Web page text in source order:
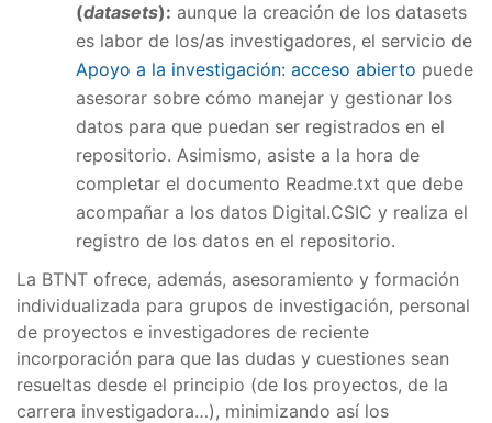
(datasets): aunque la creación de los datasets
es labor de los/as investigadores, el servicio de
Apoyo a la investigación: acceso abierto puede
asesorar sobre cómo manejar y gestionar los
datos para que puedan ser registrados en el
repositorio. Asimismo, asiste a la hora de
completar el documento Readme.txt que debe
acompañar a los datos Digital.CSIC y realiza el
registro de los datos en el repositorio.
La BTNT ofrece, además, asesoramiento y formación
individualizada para grupos de investigación, personal
de proyectos e investigadores de reciente
incorporación para que las dudas y cuestiones sean
resueltas desde el principio (de los proyectos, de la
carrera investigadora…), minimizando así los